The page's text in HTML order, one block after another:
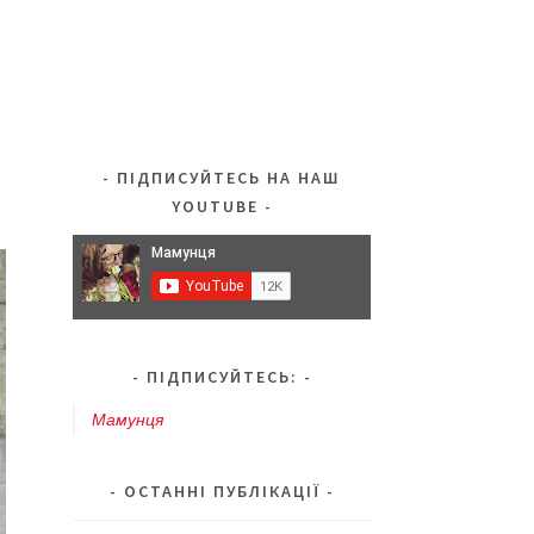
ПІДПИСУЙТЕСЬ НА НАШ
YOUTUBE
ПІДПИСУЙТЕСЬ:
Мамунця
ОСТАННІ ПУБЛІКАЦІЇ